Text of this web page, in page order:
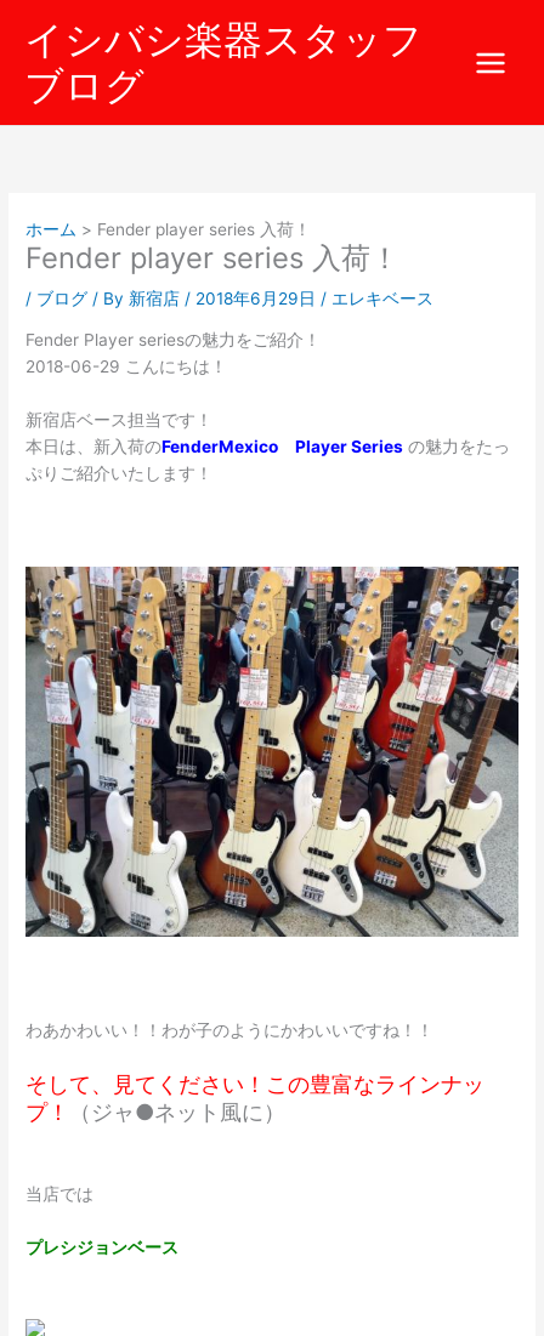
イシバシ楽器スタッフ
ブログ
ホーム Fender player series 入荷！
Fender player series 入荷！
/ ブログ / By 新宿店 / 2018年6月29日 / エレキベース
Fender Player seriesの魅力をご紹介！
2018-06-29 こんにちは！
新宿店ベース担当です！
本日は、新入荷のFenderMexico Player Series の魅力をたっ
ぷりご紹介いたします！
わあかわいい！！わが子のようにかわいいですね！！
そして、見てください！この豊富なラインナッ
プ！
（ジャ●ネット風に）
当店では
プレシジョンベース